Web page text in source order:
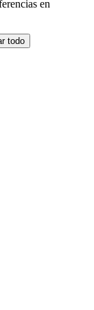
en
todo